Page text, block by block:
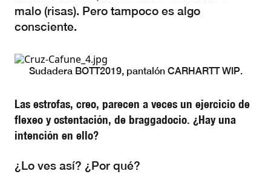
malo (risas). Pero tampoco es algo
consciente.
Sudadera BOTT2019, pantalón CARHARTT WIP.
Las estrofas, creo, parecen a veces un ejercicio de
flexeo y ostentación, de braggadocio. ¿Hay una
intención en ello?
¿Lo ves así? ¿Por qué?